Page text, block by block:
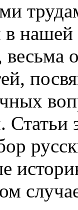
нашей
Статьи